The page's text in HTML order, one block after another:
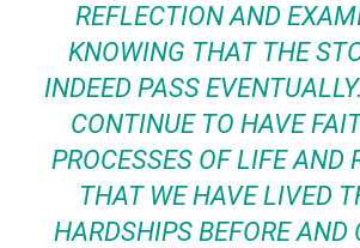
REFLECTION AND
KNOWING THAT THE
INDEED PASS
CONTINUE TO HAVE
PROCESSES OF LIFE AND
THAT WE HAVE LIVED
HARDSHIPS BEFORE AND